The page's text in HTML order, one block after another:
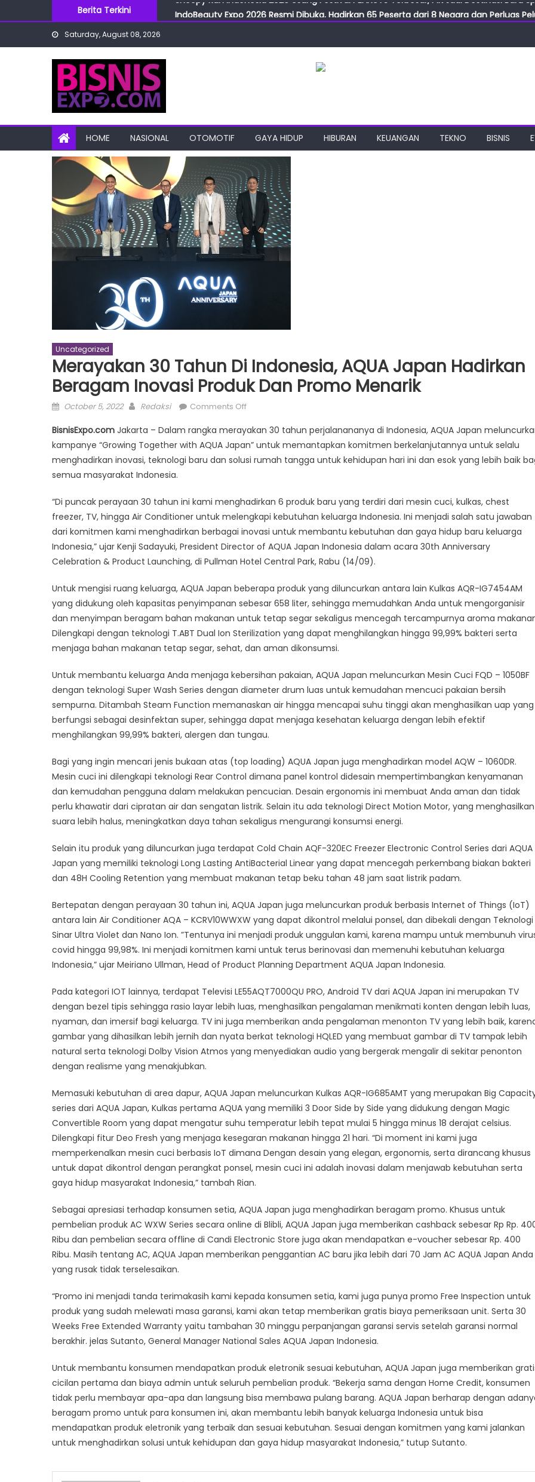
to
Berita Terkini
IndoBeauty Expo 2026 Resmi Dibuka, Hadirkan 65 Peserta dari 8 Negara dan Perluas
Menteri Perindustrian Resmikan ILF dan IGT Expo 2026, Industri Manufaktur Siap Naik
Snoopy Run Indonesia 2026 Usung Festival PEANUTS Terbesar, PIK Jadi Destinasi Baru
Saturday, August 08, 2026
HOME NASIONAL OTOMOTIF GAYA HIDUP HIBURAN KEUANGAN TEKNO BISNIS
Uncategorized
Merayakan 30 Tahun Di Indonesia, AQUA Japan Hadirkan
Beragam Inovasi Produk Dan Promo Menarik
Posted
October 5, 2022 Author
Redaksi Comments Offon
30
Tahun
di
Japan
Hadirkan
Beragam
Inovasi
Produk
Promo
Menarik
BisnisExpo.com Jakarta – Dalam rangka merayakan 30 tahun perjalanananya di Indonesia, AQUA Japan
kampanye “Growing Together with AQUA Japan” untuk memantapkan komitmen berkelanjutannya untuk selalu
menghadirkan inovasi, teknologi baru dan solusi rumah tangga untuk kehidupan hari ini dan esok yang lebih baik
semua masyarakat Indonesia.
“Di puncak perayaan 30 tahun ini kami menghadirkan 6 produk baru yang terdiri dari mesin cuci, kulkas, chest
freezer, TV, hingga Air Conditioner untuk melengkapi kebutuhan keluarga Indonesia. Ini menjadi salah satu jawaban
dari komitmen kami menghadirkan berbagai inovasi untuk membantu kebutuhan dan gaya hidup baru keluarga
Indonesia,” ujar Kenji Sadayuki, President Director of AQUA Japan Indonesia dalam acara 30th Anniversary
Celebration & Product Launching, di Pullman Hotel Central Park, Rabu (14/09).
Untuk mengisi ruang keluarga, AQUA Japan beberapa produk yang diluncurkan antara lain Kulkas AQR-IG7454AM
yang didukung oleh kapasitas penyimpanan sebesar 658 liter, sehingga memudahkan Anda untuk mengorganisir
dan menyimpan beragam bahan makanan untuk tetap segar sekaligus mencegah tercampurnya aroma
Dilengkapi dengan teknologi T.ABT Dual Ion Sterilization yang dapat menghilangkan hingga 99,99% bakteri serta
menjaga bahan makanan tetap segar, sehat, dan aman dikonsumsi.
Untuk membantu keluarga Anda menjaga kebersihan pakaian, AQUA Japan meluncurkan Mesin Cuci FQD – 1050BF
dengan teknologi Super Wash Series dengan diameter drum luas untuk kemudahan mencuci pakaian bersih
sempurna. Ditambah Steam Function memanaskan air hingga mencapai suhu tinggi akan menghasilkan uap yang
berfungsi sebagai desinfektan super, sehingga dapat menjaga kesehatan keluarga dengan lebih efektif
menghilangkan 99,99% bakteri, alergen dan tungau.
Bagi yang ingin mencari jenis bukaan atas (top loading) AQUA Japan juga menghadirkan model AQW – 1060DR.
Mesin cuci ini dilengkapi teknologi Rear Control dimana panel kontrol didesain mempertimbangkan kenyamanan
dan kemudahan pengguna dalam melakukan pencucian. Desain ergonomis ini membuat Anda aman dan tidak
perlu khawatir dari cipratan air dan sengatan listrik. Selain itu ada teknologi Direct Motion Motor, yang menghasilkan
suara lebih halus, meningkatkan daya tahan sekaligus mengurangi konsumsi energi.
Selain itu produk yang diluncurkan juga terdapat Cold Chain AQF-320EC Freezer Electronic Control Series dari AQUA
Japan yang memiliki teknologi Long Lasting AntiBacterial Linear yang dapat mencegah perkembang biakan bakteri
dan 48H Cooling Retention yang membuat makanan tetap beku tahan 48 jam saat listrik padam.
Bertepatan dengan perayaan 30 tahun ini, AQUA Japan juga meluncurkan produk berbasis Internet of Things (IoT)
antara lain Air Conditioner AQA – KCRV10WWXW yang dapat dikontrol melalui ponsel, dan dibekali dengan Teknologi
Sinar Ultra Violet dan Nano Ion. ”Tentunya ini menjadi produk unggulan kami, karena mampu untuk membunuh
covid hingga 99,98%. Ini menjadi komitmen kami untuk terus berinovasi dan memenuhi kebutuhan keluarga
Indonesia,” ujar Meiriano Ullman, Head of Product Planning Department AQUA Japan Indonesia.
Pada kategori IOT lainnya, terdapat Televisi LE55AQT7000QU PRO, Android TV dari AQUA Japan ini merupakan TV
dengan bezel tipis sehingga rasio layar lebih luas, menghasilkan pengalaman menikmati konten dengan lebih luas,
nyaman, dan imersif bagi keluarga. TV ini juga memberikan anda pengalaman menonton TV yang lebih baik,
gambar yang dihasilkan lebih jernih dan nyata berkat teknologi HQLED yang membuat gambar di TV tampak lebih
natural serta teknologi Dolby Vision Atmos yang menyediakan audio yang bergerak mengalir di sekitar penonton
dengan realisme yang menakjubkan.
Memasuki kebutuhan di area dapur, AQUA Japan meluncurkan Kulkas AQR-IG685AMT yang merupakan Big
series dari AQUA Japan, Kulkas pertama AQUA yang memiliki 3 Door Side by Side yang didukung dengan Magic
Convertible Room yang dapat mengatur suhu temperatur lebih tepat mulai 5 hingga minus 18 derajat celsius.
Dilengkapi fitur Deo Fresh yang menjaga kesegaran makanan hingga 21 hari. “Di moment ini kami juga
memperkenalkan mesin cuci berbasis IoT dimana Dengan desain yang elegan, ergonomis, serta dirancang khusus
untuk dapat dikontrol dengan perangkat ponsel, mesin cuci ini adalah inovasi dalam menjawab kebutuhan serta
gaya hidup masyarakat Indonesia,” tambah Rian.
Sebagai apresiasi terhadap konsumen setia, AQUA Japan juga menghadirkan beragam promo. Khusus untuk
pembelian produk AC WXW Series secara online di Blibli, AQUA Japan juga memberikan cashback sebesar Rp Rp.
Ribu dan pembelian secara offline di Candi Electronic Store juga akan mendapatkan e-voucher sebesar Rp. 400
Ribu. Masih tentang AC, AQUA Japan memberikan penggantian AC baru jika lebih dari 70 Jam AC AQUA Japan Anda
yang rusak tidak terselesaikan.
“Promo ini menjadi tanda terimakasih kami kepada konsumen setia, kami juga punya promo Free Inspection untuk
produk yang sudah melewati masa garansi, kami akan tetap memberikan gratis biaya pemeriksaan unit. Serta 30
Weeks Free Extended Warranty yaitu tambahan 30 minggu perpanjangan garansi servis setelah garansi normal
berakhir. jelas Sutanto, General Manager National Sales AQUA Japan Indonesia.
Untuk membantu konsumen mendapatkan produk eletronik sesuai kebutuhan, AQUA Japan juga memberikan
cicilan pertama dan biaya admin untuk seluruh pembelian produk. “Bekerja sama dengan Home Credit, konsumen
tidak perlu membayar apa-apa dan langsung bisa membawa pulang barang. AQUA Japan berharap dengan
beragam promo untuk para konsumen ini, akan membantu lebih banyak keluarga Indonesia untuk bisa
mendapatkan produk eletronik yang terbaik dan sesuai kebutuhan. Sesuai dengan komitmen yang kami jalankan
untuk menghadirkan solusi untuk kehidupan dan gaya hidup masyarakat Indonesia,” tutup Sutanto.